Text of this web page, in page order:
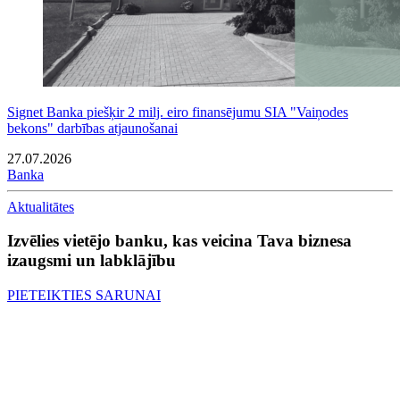
Signet Banka piešķir 2 milj. eiro finansējumu SIA "Vaiņodes
bekons" darbības atjaunošanai
27.07.2026
Banka
Aktualitātes
Izvēlies vietējo banku, kas veicina Tava biznesa
izaugsmi un labklājību
PIETEIKTIES SARUNAI